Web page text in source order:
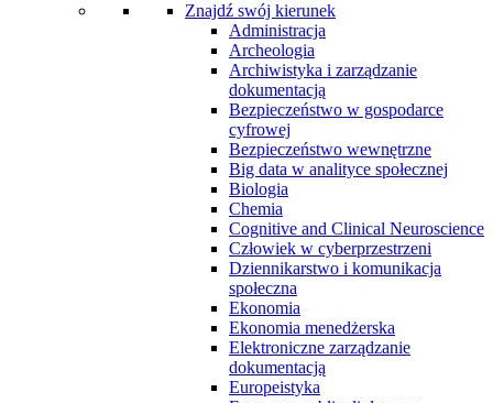
Znajdź swój kierunek
Administracja
Archeologia
Archiwistyka i zarządzanie
dokumentacją
Bezpieczeństwo w gospodarce
cyfrowej
Bezpieczeństwo wewnętrzne
Big data w analityce społecznej
Biologia
Chemia
Cognitive and Clinical Neuroscience
Człowiek w cyberprzestrzeni
Dziennikarstwo i komunikacja
społeczna
Ekonomia
Ekonomia menedżerska
Elektroniczne zarządzanie
dokumentacją
Europeistyka